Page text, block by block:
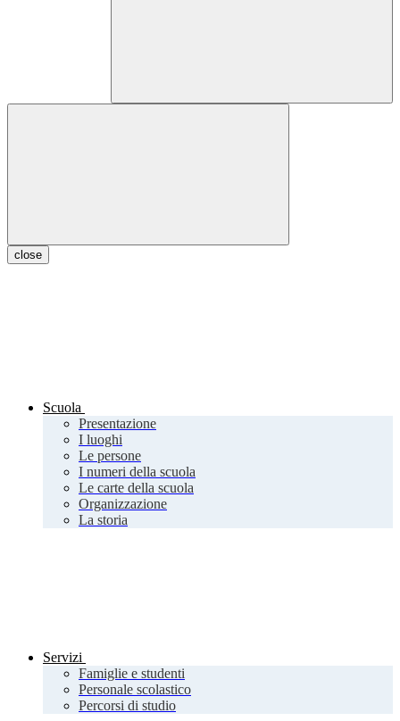
close
Scuola
Presentazione
I luoghi
Le persone
I numeri della scuola
Le carte della scuola
Organizzazione
La storia
Servizi
Famiglie e studenti
Personale scolastico
Percorsi di studio